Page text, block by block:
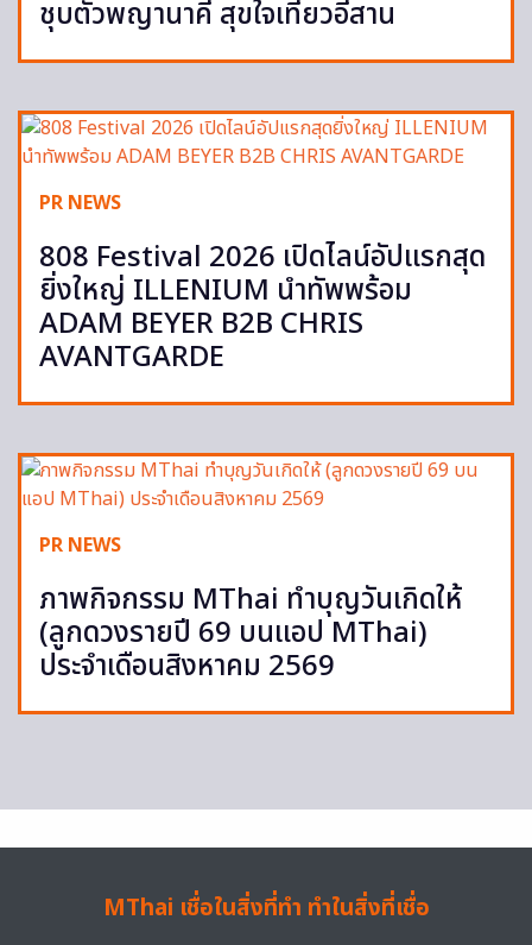
ชุบตัวพญานาคี สุขใจเที่ยวอีสาน
PR NEWS
808 Festival 2026 เปิดไลน์อัปแรกสุด
ยิ่งใหญ่ ILLENIUM นำทัพพร้อม
ADAM BEYER B2B CHRIS
AVANTGARDE
PR NEWS
ภาพกิจกรรม MThai ทำบุญวันเกิดให้
(ลูกดวงรายปี 69 บนแอป MThai)
ประจำเดือนสิงหาคม 2569
MThai เชื่อในสิ่งที่ทำ ทำในสิ่งที่เชื่อ